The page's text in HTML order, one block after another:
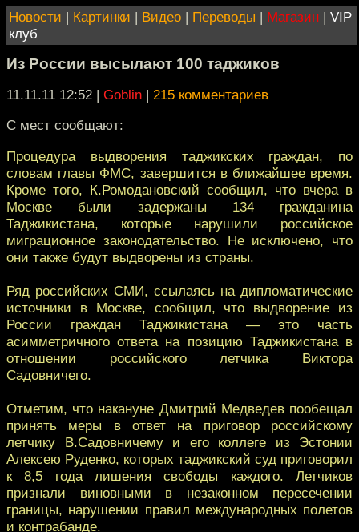
Новости | Картинки | Видео | Переводы | Магазин | VIP
клуб
Из России высылают 100 таджиков
11.11.11 12:52 | Goblin | 215 комментариев
С мест сообщают:
Процедура выдворения таджикских граждан, по
словам главы ФМС, завершится в ближайшее время.
Кроме того, К.Ромодановский сообщил, что вчера в
Москве были задержаны 134 гражданина
Таджикистана, которые нарушили российское
миграционное законодательство. Не исключено, что
они также будут выдворены из страны.
Ряд российских СМИ, ссылаясь на дипломатические
источники в Москве, сообщил, что выдворение из
России граждан Таджикистана — это часть
асимметричного ответа на позицию Таджикистана в
отношении российского летчика Виктора
Садовничего.
Отметим, что накануне Дмитрий Медведев пообещал
принять меры в ответ на приговор российскому
летчику В.Садовничему и его коллеге из Эстонии
Алексею Руденко, которых таджикский суд приговорил
к 8,5 года лишения свободы каждого. Летчиков
признали виновными в незаконном пересечении
границы, нарушении правил международных полетов
и контрабанде.